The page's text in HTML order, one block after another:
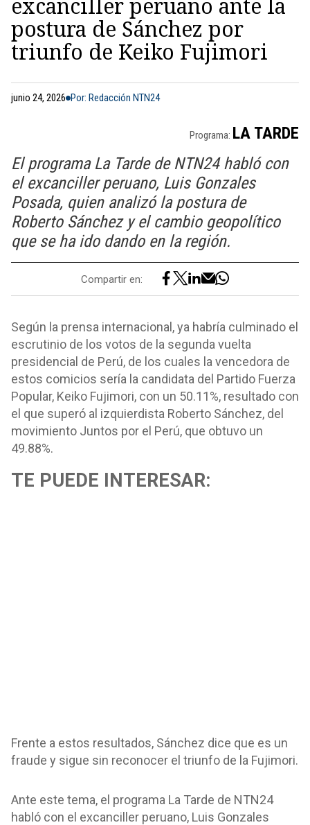
excanciller peruano ante la
postura de Sánchez por
triunfo de Keiko Fujimori
junio 24, 2026 Por: Redacción NTN24
Programa: LA TARDE
El programa La Tarde de NTN24 habló con
el excanciller peruano, Luis Gonzales
Posada, quien analizó la postura de
Roberto Sánchez y el cambio geopolítico
que se ha ido dando en la región.
Compartir en:
Según la prensa internacional, ya habría culminado el
escrutinio de los votos de la segunda vuelta
presidencial de Perú, de los cuales la vencedora de
estos comicios sería la candidata del Partido Fuerza
Popular, Keiko Fujimori, con un 50.11%, resultado con
el que superó al izquierdista Roberto Sánchez, del
movimiento Juntos por el Perú, que obtuvo un
49.88%.
TE PUEDE INTERESAR:
Frente a estos resultados, Sánchez dice que es un
fraude y sigue sin reconocer el triunfo de la Fujimori.
Ante este tema, el programa La Tarde de NTN24
habló con el excanciller peruano, Luis Gonzales